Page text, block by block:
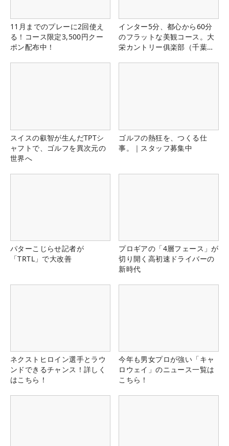
11月までのプレーに2回使え
る！コース限定3,500円クー
ポン配布中！
インター5分、都心から60分
のフラットな美観コース。大
栄カントリー俱楽部（千葉
スイスの叡智が生んだTPTシ
ャフトで、ゴルフを異次元の
世界へ
ゴルフの熱狂を、つくる仕
事。｜スタッフ募集中
パターこじらせ記者が
「TRTL」で大改善
プロギアの「4層フェース」が
切り開く高初速ドライバーの
新時代
ネクストヒロイン選手とラウ
ンドできるチャンス！詳しく
はこちら！
今年も男女プロが強い「キャ
ロウェイ」のニュース一覧は
こちら！